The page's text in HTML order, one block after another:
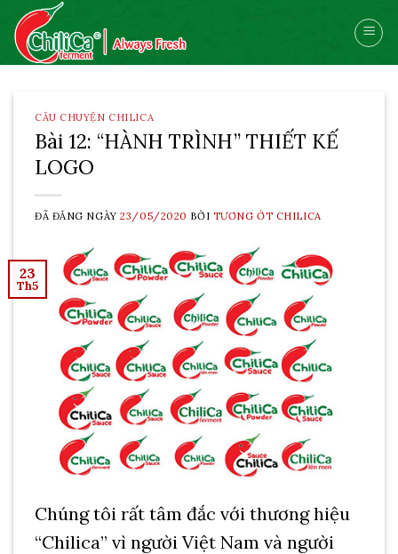
Skip
content
CÂU CHUYỆN CHILICA
Bài 12: “HÀNH TRÌNH” THIẾT KẾ
LOGO
ĐÃ ĐĂNG NGÀY23/05/2020 BỞI TƯƠNG ỚT CHILICA
23
Th5
Chúng tôi rất tâm đắc với thương hiệu
“Chilica” vì người Việt Nam và người